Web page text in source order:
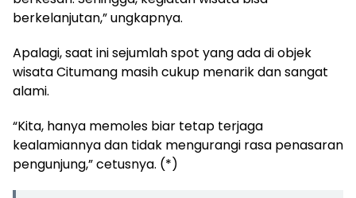
berkelanjutan,” ungkapnya.
Apalagi, saat ini sejumlah spot yang ada di objek
wisata Citumang masih cukup menarik dan sangat
alami.
“Kita, hanya memoles biar tetap terjaga
kealamiannya dan tidak mengurangi rasa penasaran
pengunjung,” cetusnya. (*)